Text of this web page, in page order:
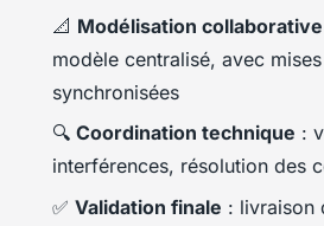
📐 Modélisation collaborative
modèle centralisé, avec
synchronisées
🔍 Coordination technique :
interférences, résolution des
✅ Validation finale : livraison